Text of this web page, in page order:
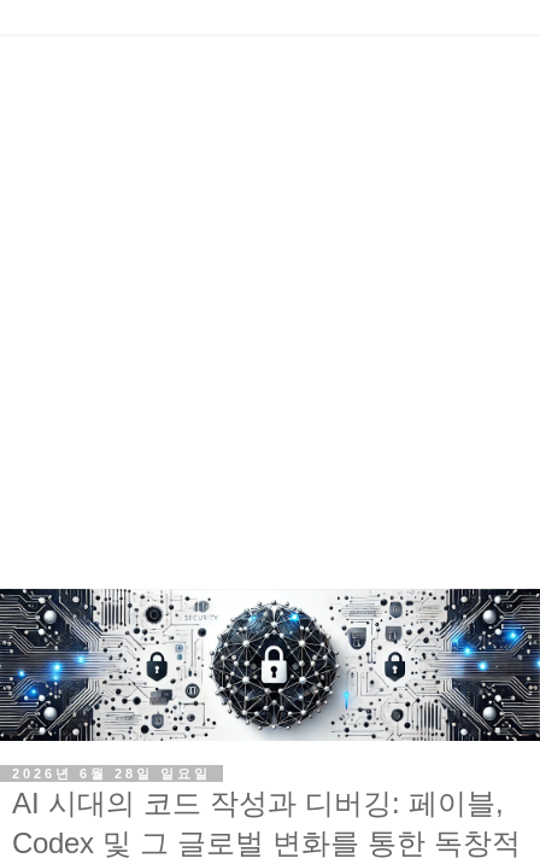
2026년 6월 28일 일요일
AI 시대의 코드 작성과 디버깅: 페이블,
Codex 및 그 글로벌 변화를 통한 독창적